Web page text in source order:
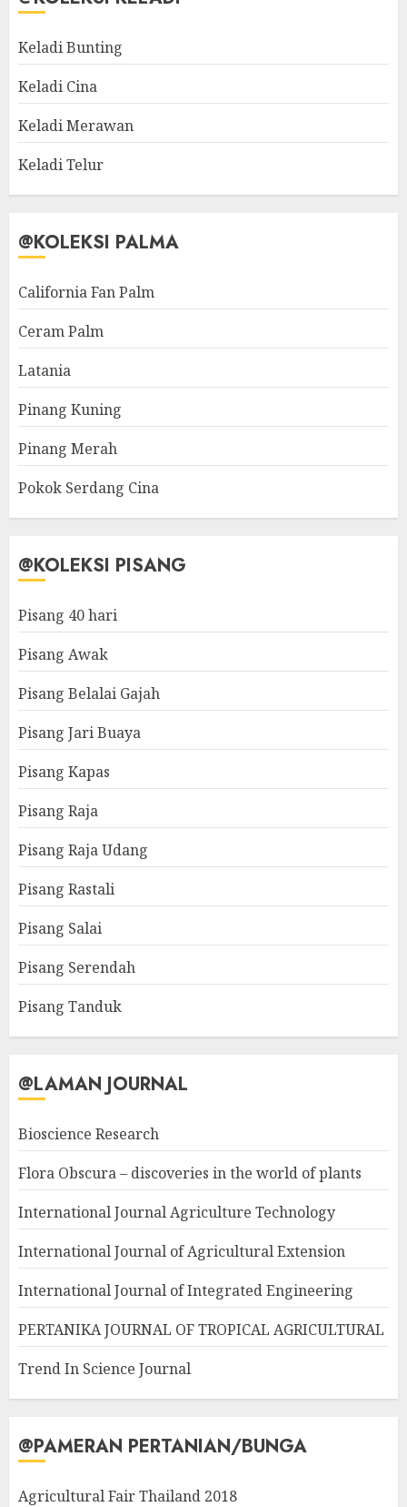
Keladi Bunting
Keladi Cina
Keladi Merawan
Keladi Telur
@KOLEKSI PALMA
California Fan Palm
Ceram Palm
Latania
Pinang Kuning
Pinang Merah
Pokok Serdang Cina
@KOLEKSI PISANG
Pisang 40 hari
Pisang Awak
Pisang Belalai Gajah
Pisang Jari Buaya
Pisang Kapas
Pisang Raja
Pisang Raja Udang
Pisang Rastali
Pisang Salai
Pisang Serendah
Pisang Tanduk
@LAMAN JOURNAL
Bioscience Research
Flora Obscura – discoveries in the world of plants
International Journal Agriculture Technology
International Journal of Agricultural Extension
International Journal of Integrated Engineering
PERTANIKA JOURNAL OF TROPICAL AGRICULTURAL
Trend In Science Journal
@PAMERAN PERTANIAN/BUNGA
Agricultural Fair Thailand 2018